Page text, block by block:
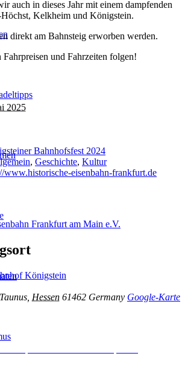
auch in dieses Jahr mit einem dampfenden
Kelkheim und Königstein.
direkt am Bahnsteig erworben werden.
und Fahrzeiten folgen!
2025
Bahnhofsfest 2024
, Geschichte, Kultur
www.historische-eisenbahn-frankfurt.de
Frankfurt am Main e.V.
Königstein
Hessen 61462 Germany Google-Karte